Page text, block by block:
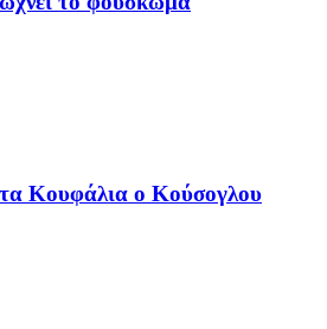
Κουφάλια ο Κούσογλου